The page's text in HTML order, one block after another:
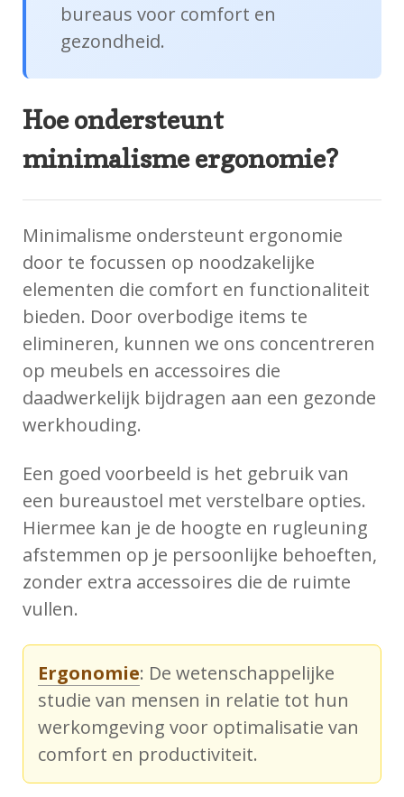
bureaus voor comfort en
gezondheid.
Hoe ondersteunt
minimalisme ergonomie?
Minimalisme ondersteunt ergonomie
door te focussen op noodzakelijke
elementen die comfort en functionaliteit
bieden. Door overbodige items te
elimineren, kunnen we ons concentreren
op meubels en accessoires die
daadwerkelijk bijdragen aan een gezonde
werkhouding.
Een goed voorbeeld is het gebruik van
een bureaustoel met verstelbare opties.
Hiermee kan je de hoogte en rugleuning
afstemmen op je persoonlijke behoeften,
zonder extra accessoires die de ruimte
vullen.
Ergonomie: De wetenschappelijke
studie van mensen in relatie tot hun
werkomgeving voor optimalisatie van
comfort en productiviteit.